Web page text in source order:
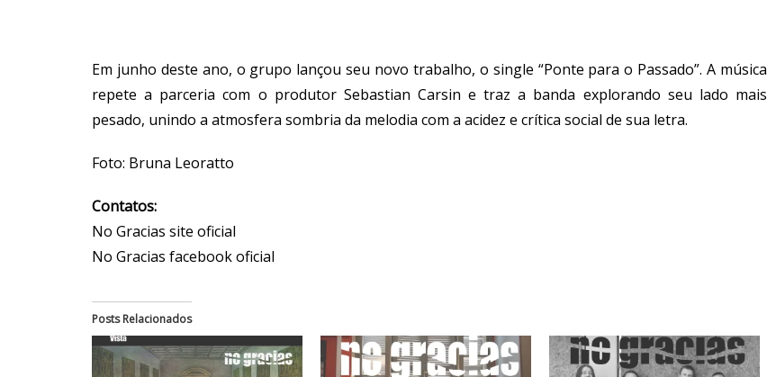
Em junho deste ano, o grupo lançou seu novo trabalho, o single “Ponte para o Passado”. A música
repete a parceria com o produtor Sebastian Carsin e traz a banda explorando seu lado mais
pesado, unindo a atmosfera sombria da melodia com a acidez e crítica social de sua letra.
Foto: Bruna Leoratto
Contatos:
No Gracias site oficial
No Gracias facebook oficial
Posts Relacionados